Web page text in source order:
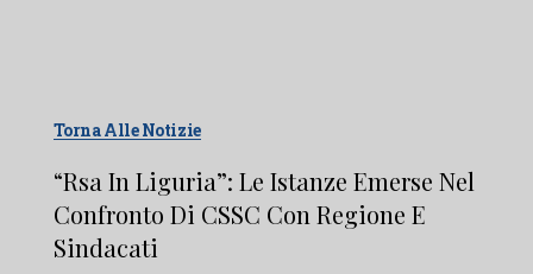
Torna Alle Notizie
“Rsa In Liguria”: Le Istanze Emerse Nel
Confronto Di CSSC Con Regione E
Sindacati